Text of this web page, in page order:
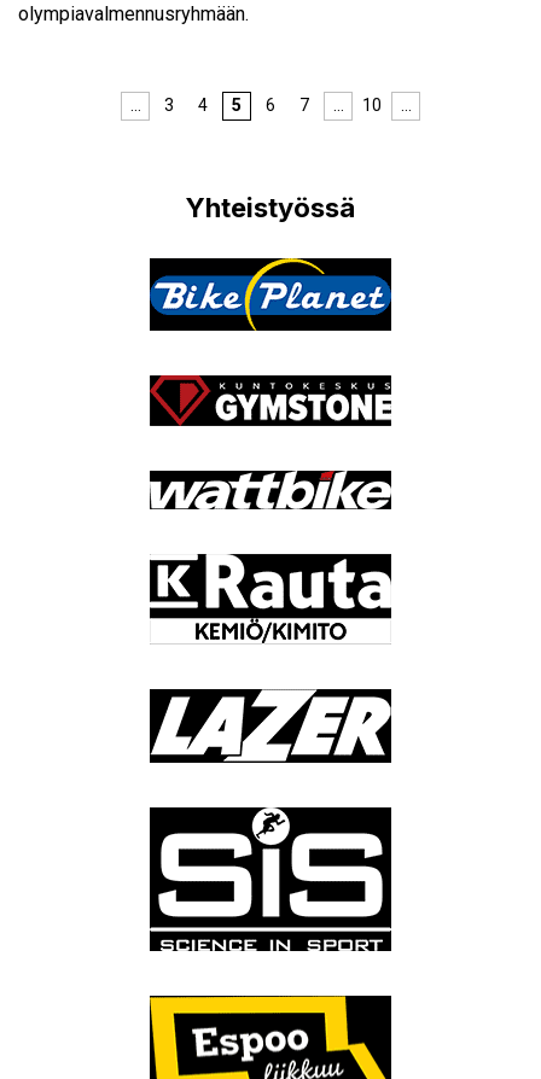
olympiavalmennusryhmään.
3 4 5 6 7 10
Yhteistyössä